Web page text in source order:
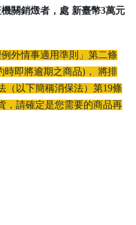
關銷燬者，處 新臺幣3萬元
外情事適用準則」第二條
時即將逾期之商品)， 將排
（以下簡稱消保法）第19條
，請確定是您需要的商品再